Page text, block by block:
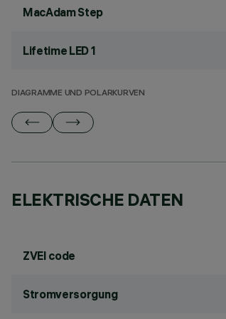
MacAdam Step
Lifetime LED 1
DIAGRAMME UND POLARKURVEN
ELEKTRISCHE DATEN
ZVEI code
Stromversorgung